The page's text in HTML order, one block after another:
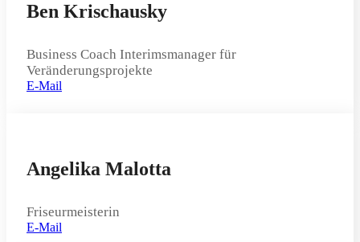
Ben Krischausky
Business Coach Interimsmanager für
Veränderungsprojekte
E-Mail
Angelika Malotta
Friseurmeisterin
E-Mail